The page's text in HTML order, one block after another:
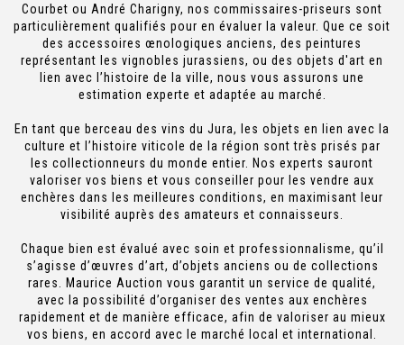
Courbet ou André Charigny, nos commissaires-priseurs sont
particulièrement qualifiés pour en évaluer la valeur. Que ce soit
des accessoires œnologiques anciens, des peintures
représentant les vignobles jurassiens, ou des objets d'art en
lien avec l’histoire de la ville, nous vous assurons une
estimation experte et adaptée au marché.
En tant que berceau des vins du Jura, les objets en lien avec la
culture et l’histoire viticole de la région sont très prisés par
les collectionneurs du monde entier. Nos experts sauront
valoriser vos biens et vous conseiller pour les vendre aux
enchères dans les meilleures conditions, en maximisant leur
visibilité auprès des amateurs et connaisseurs.
Chaque bien est évalué avec soin et professionnalisme, qu’il
s’agisse d’œuvres d’art, d’objets anciens ou de collections
rares. Maurice Auction vous garantit un service de qualité,
avec la possibilité d’organiser des ventes aux enchères
rapidement et de manière efficace, afin de valoriser au mieux
vos biens, en accord avec le marché local et international.